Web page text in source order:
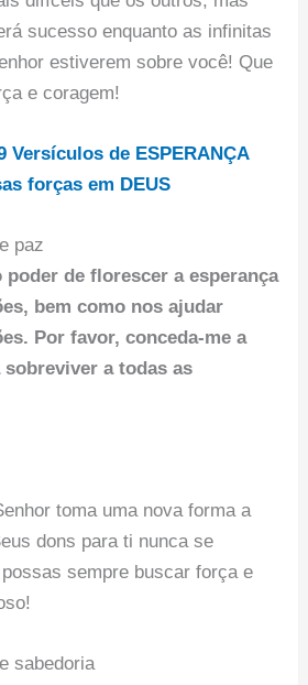
sucesso enquanto as infinitas
estiverem sobre você! Que
e coragem!
Versículos de ESPERANÇA
forças em DEUS
paz
poder de florescer a esperança
bem como nos ajudar
Por favor, conceda-me a
a todas as
toma uma nova forma a
dons para ti nunca se
sempre buscar força e
sabedoria